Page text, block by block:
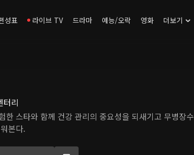
성표 라이브 TV 드라마 예능/오락 영화 더보기
터리
한 스타와 함께 건강 관리의 중요성을 되새기고 무병장수
본다.